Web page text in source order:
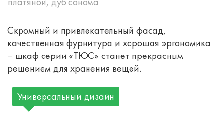
Скромный и привлекательный фасад,
качественная фурнитура и хорошая эргономика
– шкаф серии «ТЮС» станет прекрасным
решением для хранения вещей.
Универсальный дизайн